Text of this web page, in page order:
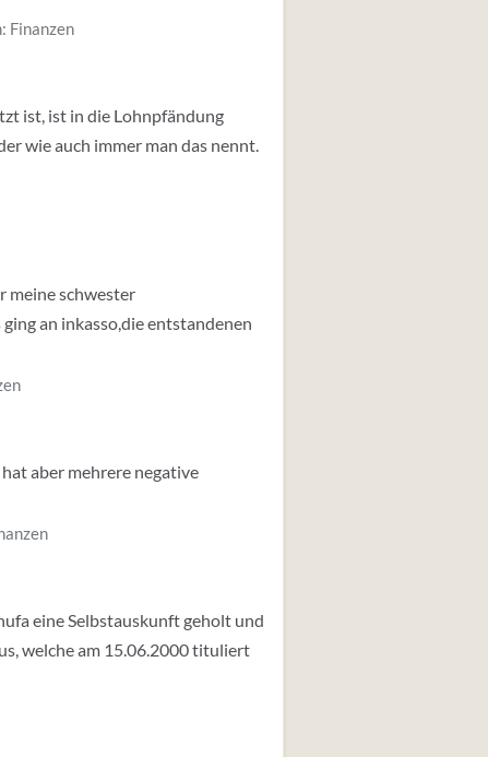
Finanzen
ist, ist in die Lohnpfändung
wie auch immer man das nennt.
meine schwester
an inkasso,die entstandenen
aber mehrere negative
eine Selbstauskunft geholt und
welche am 15.06.2000 tituliert